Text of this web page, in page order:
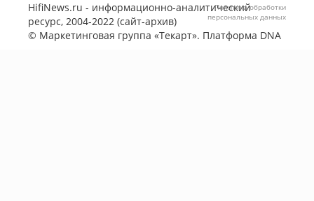
HifiNews.ru - информационно-аналитический
ресурс, 2004-2022 (сайт-архив)
© Маркетинговая группа «Текарт». Платформа DNA
Политика обработки
персональных данных